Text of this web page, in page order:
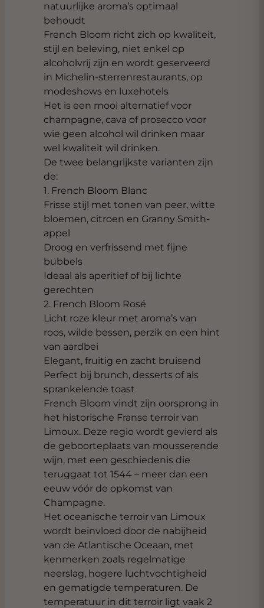
natuurlijke aroma’s optimaal
behoudt
French Bloom richt zich op kwaliteit,
stijl en beleving, niet enkel op
alcoholvrij zijn en wordt geserveerd
in Michelin-sterrenrestaurants, op
modeshows en luxehotels
Het is een mooi alternatief voor
champagne, cava of prosecco voor
wie geen alcohol wil drinken maar
wel kwaliteit wil drinken.
De twee belangrijkste varianten zijn
de:
1. French Bloom Blanc
Frisse stijl met tonen van peer, witte
bloemen, citroen en Granny Smith-
appel
Droog en verfrissend met fijne
bubbels
Ideaal als aperitief of bij lichte
gerechten
2. French Bloom Rosé
Licht roze kleur met aroma’s van
roos, wilde bessen, perzik en een hint
van aardbei
Elegant, fruitig en zacht bruisend
Perfect bij brunch, desserts of als
sprankelende toast
French Bloom vindt zijn oorsprong in
het historische Franse terroir van
Limoux. Deze regio wordt gevierd als
de geboorteplaats van mousserende
wijn, met een geschiedenis die
teruggaat tot 1544 – meer dan een
eeuw vóór de opkomst van
Champagne.
Het oceanische terroir van Limoux
wordt beïnvloed door de nabijheid
van de Atlantische Oceaan, met
kenmerken zoals regelmatige
neerslag, hogere luchtvochtigheid
en gematigde temperaturen. De
temperatuur in dit terroir ligt vaak 2